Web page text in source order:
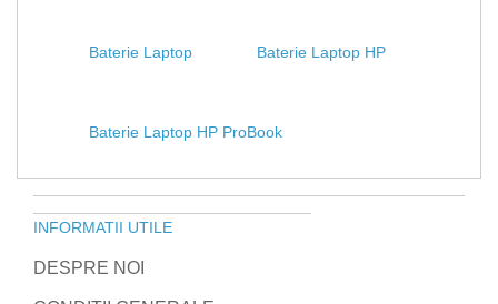
Baterie Laptop Baterie Laptop HP
Baterie Laptop HP ProBook
INFORMATII UTILE
DESPRE NOI